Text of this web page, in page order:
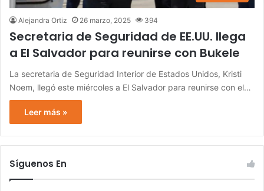
Alejandra Ortiz 26 marzo, 2025 394
Secretaria de Seguridad de EE.UU. llega
a El Salvador para reunirse con Bukele
La secretaria de Seguridad Interior de Estados Unidos, Kristi
Noem, llegó este miércoles a El Salvador para reunirse con el…
Leer más »
Síguenos En